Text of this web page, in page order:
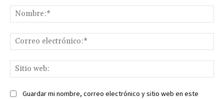
Guardar mi nombre, correo electrónico y sitio web en este